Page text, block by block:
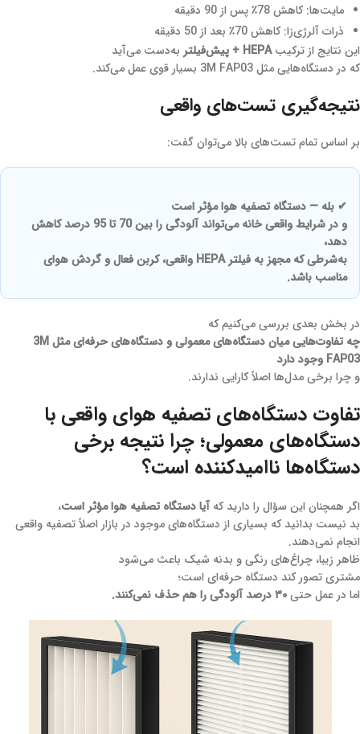
مایت‌ها: کاهش 78٪ پس از 90 دقیقه
ذرات آلرژی‌زا: کاهش 70٪ بعد از 50 دقیقه
این نتایج از ترکیبHEPA + پیش‌فیلتر
به‌دست می‌آید
که در دستگاه‌هایی مثل 3M FAP03 بسیار قوی عمل می‌کند.
نتیجه‌گیری تست‌های واقعی
بر اساس تمام تست‌های بالا می‌توان گفت:
✔ بله — دستگاه تصفیه هوا مؤثر است
و در شرایط واقعی خانه می‌تواند آلودگی را بین 70 تا 95 درصد کاهش
دهد،
به‌شرطی که مجهز به فیلتر HEPA واقعی، کربن فعال و گردش هوای
مناسب باشد.
در بخش بعدی بررسی می‌کنیم که
چه تفاوت‌هایی میان دستگاه‌های معمولی و دستگاه‌های حرفه‌ای مثل 3M
FAP03 وجود دارد
و چرا برخی مدل‌ها اصلاً کارایی ندارند.
تفاوت دستگاه‌های تصفیه هوای واقعی با
دستگاه‌های معمولی؛ چرا نتیجه برخی
دستگاه‌ها ناامیدکننده است؟
اگر همچنان این سؤال را دارید که آیا دستگاه تصفیه هوا مؤثر است،
بد نیست بدانید که بسیاری از دستگاه‌های موجود در بازار اصلاً تصفیه واقعی
انجام نمی‌دهند.
ظاهر زیبا، چراغ‌های رنگی و بدنه شیک باعث می‌شود
مشتری تصور کند دستگاه حرفه‌ای است؛
اما در عمل حتی۳۰ درصد آلودگی را هم حذف نمی‌کنند.